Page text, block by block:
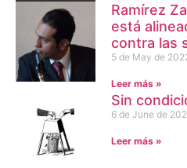
Ramírez
está
contra las
5 de May de
Leer más »
Sin
6 de June de
Leer más »